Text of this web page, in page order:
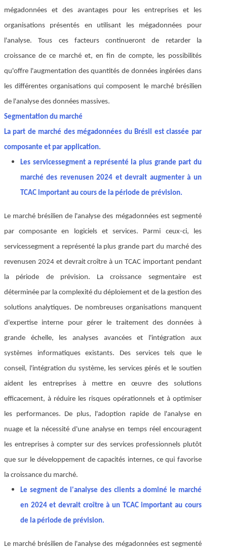
mégadonnées et des avantages pour les entreprises et les
organisations présentés en utilisant les mégadonnées pour
l'analyse. Tous ces facteurs continueront de retarder la
croissance de ce marché et, en fin de compte, les possibilités
qu'offre l'augmentation des quantités de données ingérées dans
les différentes organisations qui composent le marché brésilien
de l'analyse des données massives.
Segmentation du marché
La part de marché des mégadonnées du Brésil est classée par
composante et par application.
Les servicessegment a représenté la plus grande part du
marché des revenusen 2024 et devrait augmenter à un
TCAC important au cours de la période de prévision.
Le marché brésilien de l'analyse des mégadonnées est segmenté
par composante en logiciels et services. Parmi ceux-ci, les
servicessegment a représenté la plus grande part du marché des
revenusen 2024 et devrait croître à un TCAC important pendant
la période de prévision. La croissance segmentaire est
déterminée par la complexité du déploiement et de la gestion des
solutions analytiques. De nombreuses organisations manquent
d'expertise interne pour gérer le traitement des données à
grande échelle, les analyses avancées et l'intégration aux
systèmes informatiques existants. Des services tels que le
conseil, l'intégration du système, les services gérés et le soutien
aident les entreprises à mettre en œuvre des solutions
efficacement, à réduire les risques opérationnels et à optimiser
les performances. De plus, l'adoption rapide de l'analyse en
nuage et la nécessité d'une analyse en temps réel encouragent
les entreprises à compter sur des services professionnels plutôt
que sur le développement de capacités internes, ce qui favorise
la croissance du marché.
Le segment de l'analyse des clients a dominé le marché
en 2024 et devrait croître à un TCAC important au cours
de la période de prévision.
Le marché brésilien de l'analyse des mégadonnées est segmenté